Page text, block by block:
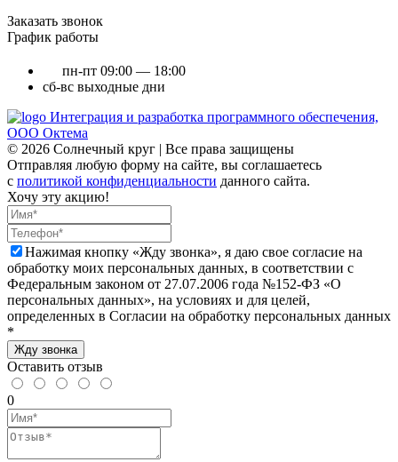
Заказать звонок
График работы
пн-пт 09:00 — 18:00
сб-вс выходные дни
Интеграция и разработка программного обеспечения,
ООО Октема
© 2026 Солнечный круг | Все права защищены
Отправляя любую форму на сайте, вы соглашаетесь
с политикой конфиденциальности данного сайта.
Хочу эту акцию!
Нажимая кнопку «Жду звонка», я даю свое согласие на
обработку моих персональных данных, в соответствии с
Федеральным законом от 27.07.2006 года №152-ФЗ «О
персональных данных», на условиях и для целей,
определенных в Согласии на обработку персональных данных
*
Жду звонка
Оставить отзыв
0